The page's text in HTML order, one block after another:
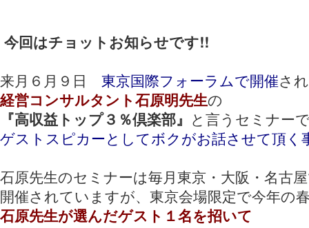
今回はチョットお知らせです!!
来月６月９日 東京国際フォーラムで開催さ
経営コンサルタント石原明先生の
『高収益トップ３％倶楽部』
と言うセミナー
ゲストスピカーとしてボクがお話させて頂く
石原先生のセミナーは毎月東京・大阪・名古
開催されていますが、東京会場限定で今年の
石原先生が選んだゲスト１名を招いて